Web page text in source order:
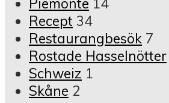
Piemonte 14
Recept 34
Restaurangbesök 7
Rostade Hasselnötter
Schweiz 1
Skåne 2